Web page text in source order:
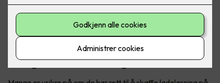
om du bor i borettslag eller sameie? Det er godt å vite om
du har eller skal skaffe elbil.
Tidligere gjaldt det kun for sameie,
nå også for borettslag